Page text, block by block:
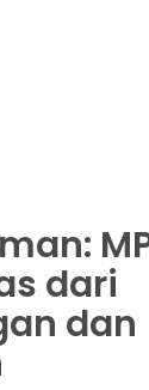
dari
dan